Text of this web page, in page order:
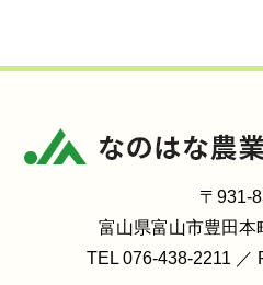
〒931-
富山県富山市豊田本
TEL 076-438-2211 ／